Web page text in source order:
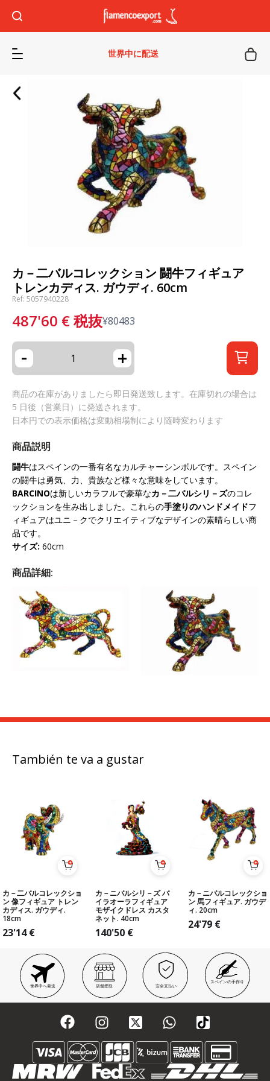
世界中に配送
カ－二バルコレックション 闘牛フィギュア
トレンカディス. ガウディ. 60cm
Ref: 5057940228
487'60 €税抜¥80483
- +
商品の在庫がありましたら即日発送致します。在庫切れの場合は
5 日後（営業日）に発送されます。
日本円での表示価格は変動相場制により随時変わります
商品説明
闘牛はスペインの一番有名なカルチャーシンボルです。スペイン
の闘牛は勇気、力、貴族など様々な意味をしています。
BARCINOは新しいカラフルで豪華なカ－二バルシリ－ズのコレ
ックションを生み出しました。これらの手塗りのハンドメイドフ
ィギュアはユニ－クでクリエイティブなデザインの素晴らしい商
品です。
サイズ: 60cm
商品詳細:
También te va a gustar
カ－二バルコレックショ
ン 像フィギュア トレン
カディス. ガウディ.
18cm
23'14€
カ－ニバルシリ－ズ バ
イラオーラフィギュア
モザイクドレス カスタ
ネット. 40cm
140'50 €
カ－ニバルコレックショ
ン 馬フィギュア. ガウデ
ィ. 20cm
24'79 €
世界中へ発送 店舗受取 安全支払い
スペインの手作り